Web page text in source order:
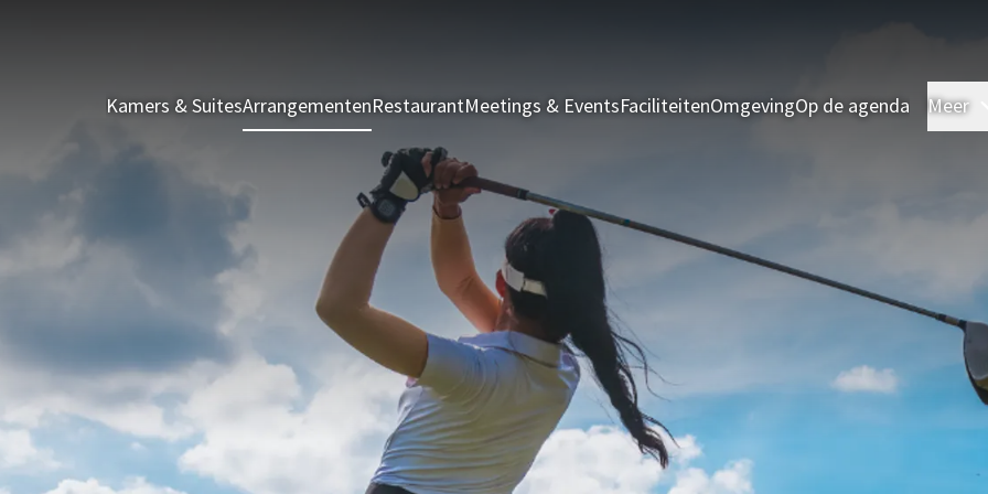
Kamers & SuitesArrangementenRestaurantMeetings & EventsFaciliteitenOmgevingOp de agenda Meer